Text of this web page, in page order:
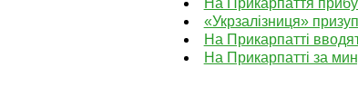
На Прикарпаття
«Укрзалізниця»
На Прикарпатті
На Прикарпатті за